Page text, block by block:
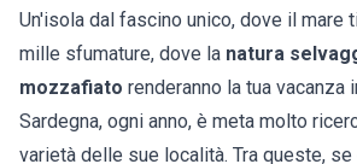
Un'isola dal fascino unico, dove il mare
mille sfumature, dove la natura
mozzafiato renderanno la tua vacanza
Sardegna, ogni anno, è meta molto
varietà delle sue località. Tra queste,